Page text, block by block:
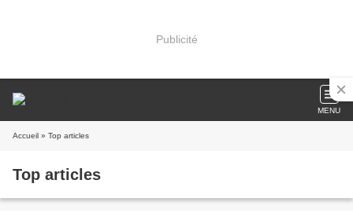
Publicité
MENU
Accueil » Top articles
Top articles